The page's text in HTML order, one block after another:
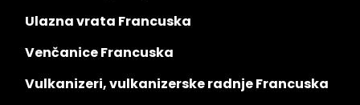
Ulazna vrata Francuska
Venčanice Francuska
Vulkanizeri, vulkanizerske radnje Francuska